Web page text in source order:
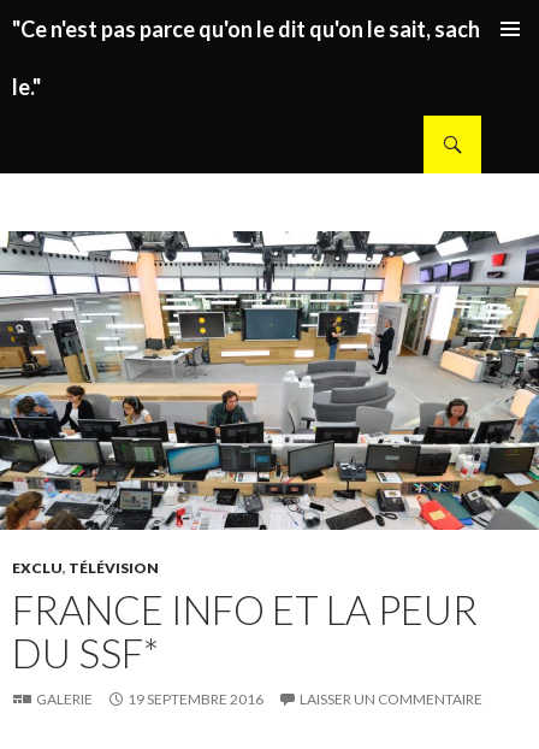
"Ce n'est pas parce qu'on le dit qu'on le sait, sachez
le."
EXCLU, TÉLÉVISION
FRANCE INFO ET LA PEUR
DU SSF*
GALERIE 19 SEPTEMBRE 2016 LAISSER UN COMMENTAIRE